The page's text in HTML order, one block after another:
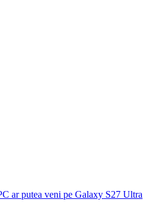
ar putea veni pe Galaxy S27 Ultra